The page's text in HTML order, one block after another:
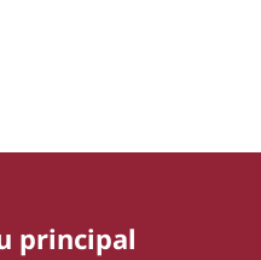
principal